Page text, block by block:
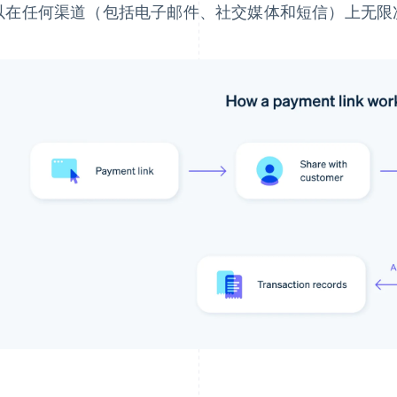
在任何渠道（包括电子邮件、社交媒体和短信）上无